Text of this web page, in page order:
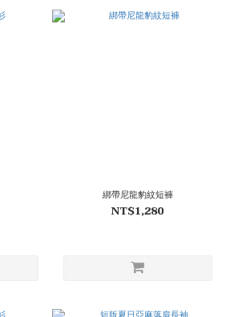
綁帶尼龍豹紋短褲
NT$1,280